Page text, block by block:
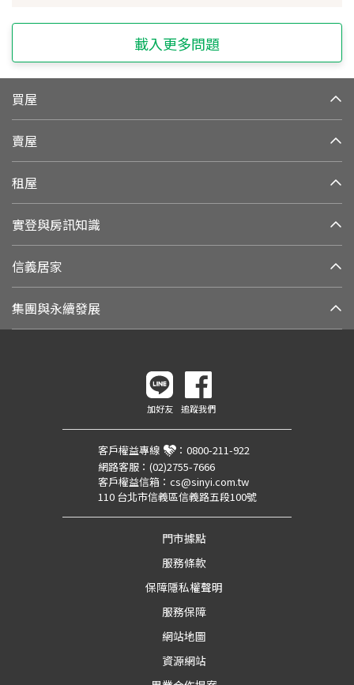
載入更多問題
買屋
賣屋
租屋
實登與房訊知識
信義居家
集團與永續發展
加好友 追蹤我們
客戶權益專線 ： 0800-211-922
網路客服： (02)2755-7666
客戶權益信箱： cs@sinyi.com.tw
110 台北市信義區信義路五段100號
門市據點
服務條款
保障隱私權聲明
服務保障
網站地圖
資源網站